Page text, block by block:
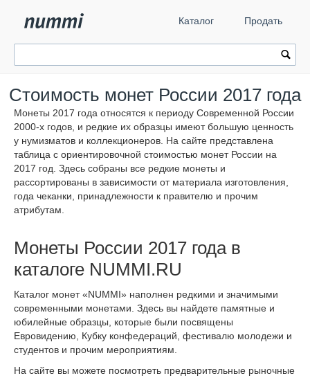
Каталог Продать
Стоимость монет России 2017 года
Монеты 2017 года относятся к периоду Современной России
2000-х годов, и редкие их образцы имеют большую ценность
у нумизматов и коллекционеров. На сайте представлена
таблица с ориентировочной стоимостью монет России на
2017 год. Здесь собраны все редкие монеты и
рассортированы в зависимости от материала изготовления,
года чеканки, принадлежности к правителю и прочим
атрибутам.
Монеты России 2017 года в
каталоге NUMMI.RU
Каталог монет «NUMMI» наполнен редкими и значимыми
современными монетами. Здесь вы найдете памятные и
юбилейные образцы, которые были посвящены
Евровидению, Кубку конфедераций, фестивалю молодежи и
студентов и прочим мероприятиям.
На сайте вы можете посмотреть предварительные рыночные